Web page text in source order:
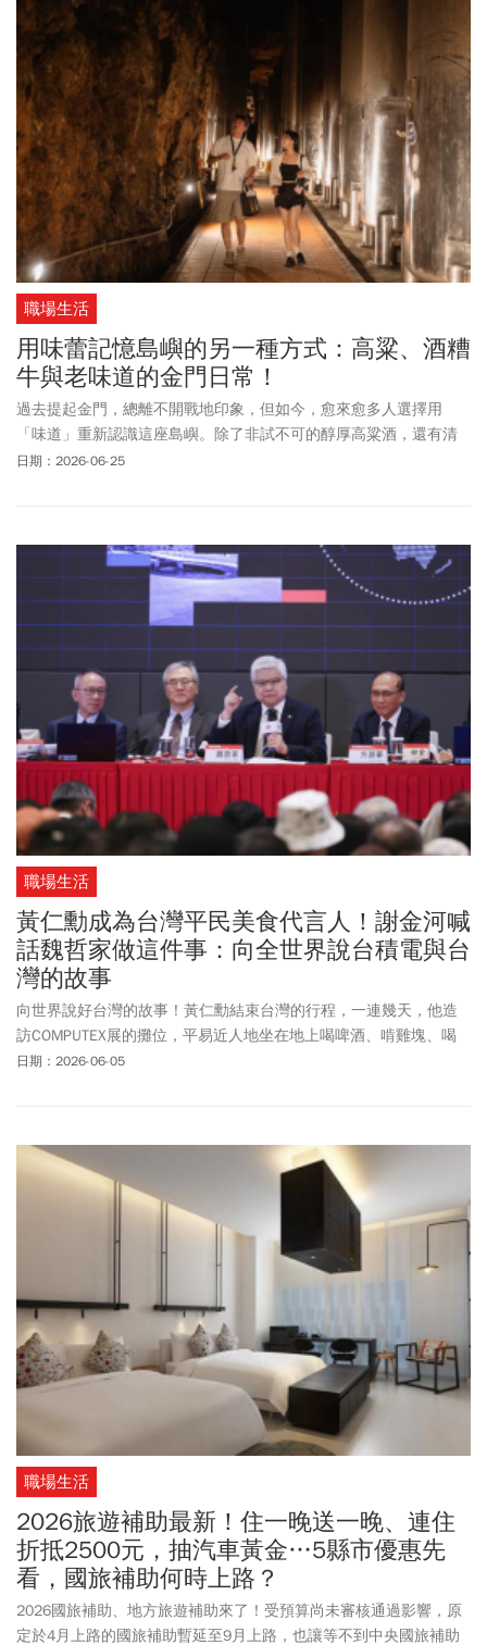
職場生活
用味蕾記憶島嶼的另一種方式：高粱、酒糟
牛與老味道的金門日常！
過去提起金門，總離不開戰地印象，但如今，愈來愈多人選擇用
「味道」重新認識這座島嶼。除了非試不可的醇厚高粱酒，還有清
晨現炸的老麵油條、花生香十足的香酥貢糖，到以高粱酒糟餵養、
日期：2026-06-25
職場生活
黃仁勳成為台灣平民美食代言人！謝金河喊
話魏哲家做這件事：向全世界說台積電與台
灣的故事
向世界說好台灣的故事！黃仁勳結束台灣的行程，一連幾天，他造
訪COMPUTEX展的攤位，平易近人地坐在地上喝啤酒、啃雞塊、喝
飲料，讓台灣民眾的心也跟著融化。
日期：2026-06-05
職場生活
2026旅遊補助最新！住一晚送一晚、連住
折抵2500元，抽汽車黃金…5縣市優惠先
看，國旅補助何時上路？
2026國旅補助、地方旅遊補助來了！受預算尚未審核通過影響，原
定於4月上路的國旅補助暫延至9月上路，也讓等不到中央國旅補助